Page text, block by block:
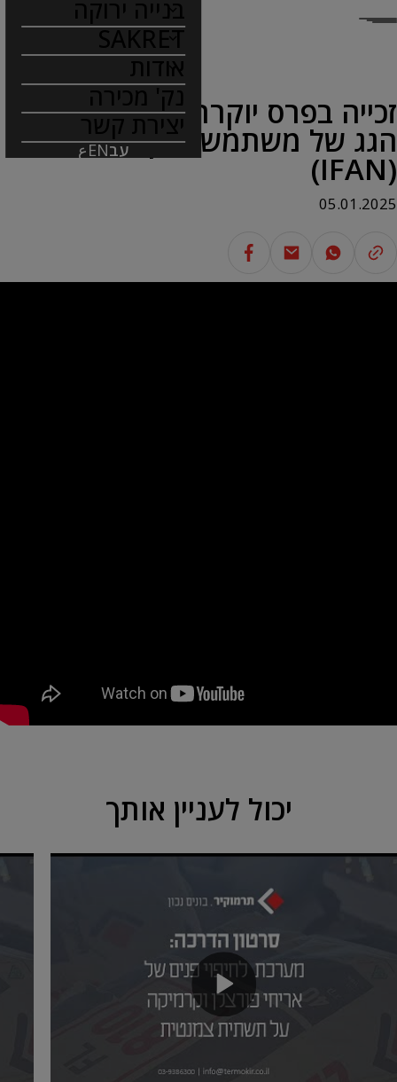
בנייה ירוקה
SAKRET
אודות
נק' מכירה
יצירת קשר
עבENع
זכייה בפרס יוקרתי מאת ארגון
הגג של משתמשי תקנים בעולם
(IFAN)
05.01.2025
יכול לעניין אותך